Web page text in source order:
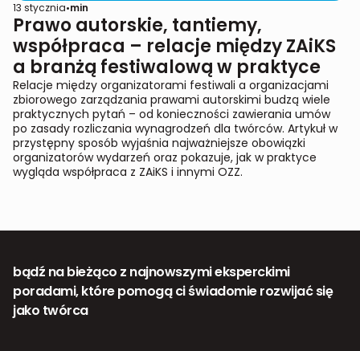
13 stycznia•min
Prawo autorskie, tantiemy,
współpraca – relacje między ZAiKS
a branżą festiwalową w praktyce
Relacje między organizatorami festiwali a organizacjami
zbiorowego zarządzania prawami autorskimi budzą wiele
praktycznych pytań – od konieczności zawierania umów
po zasady rozliczania wynagrodzeń dla twórców. Artykuł w
przystępny sposób wyjaśnia najważniejsze obowiązki
organizatorów wydarzeń oraz pokazuje, jak w praktyce
wygląda współpraca z ZAiKS i innymi OZZ.
bądź na bieżąco z najnowszymi eksperckimi
poradami, które pomogą ci świadomie rozwijać się
jako twórca